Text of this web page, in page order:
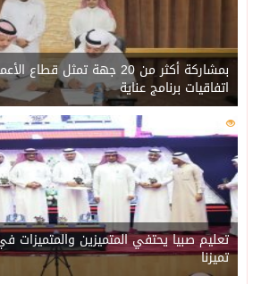
بمشاركة أكثر من 20 جهة تمثل
اتفاقيات برنامج عناية
215
تعليم صبيا يحتفي المتميزين والمتميزات
تميزنا